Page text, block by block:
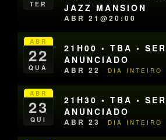
TER
JAZZ MANSION
ABR 21@20:00
ABR
22
QUA
21H00 • TBA •
ANUNCIADO
ABR 22 DIA INTEIRO
ABR
23
QUI
21H30 • TBA •
ANUNCIADO
ABR 23 DIA INTEIRO